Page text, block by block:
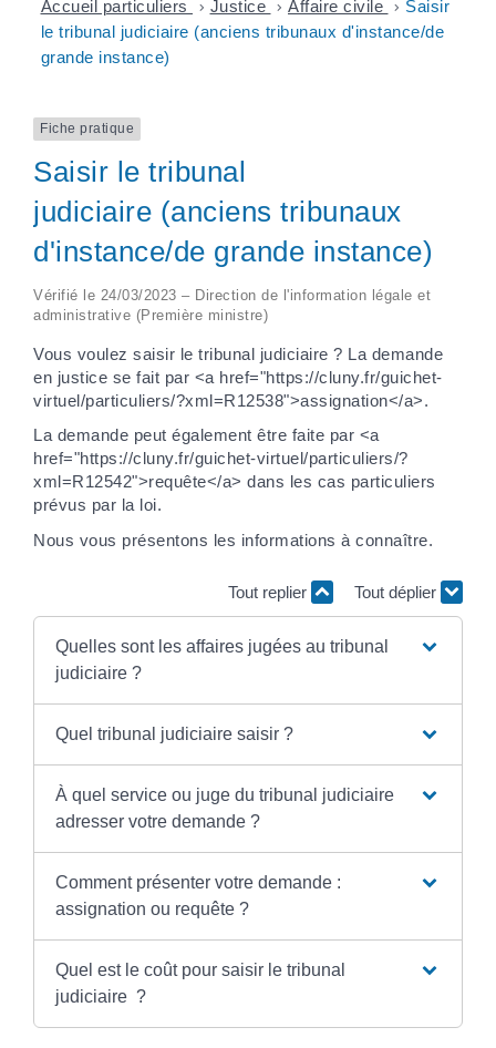
Accueil particuliers > Justice > Affaire civile > Saisir
le tribunal judiciaire (anciens tribunaux d'instance/de
grande instance)
Fiche pratique
Saisir le tribunal
judiciaire (anciens tribunaux
d'instance/de grande instance)
Vérifié le 24/03/2023 – Direction de l'information légale et
administrative (Première ministre)
Vous voulez saisir le tribunal judiciaire ? La demande
en justice se fait par <a href="https://cluny.fr/guichet-
virtuel/particuliers/?xml=R12538">assignation</a>.
La demande peut également être faite par <a
href="https://cluny.fr/guichet-virtuel/particuliers/?
xml=R12542">requête</a> dans les cas particuliers
prévus par la loi.
Nous vous présentons les informations à connaître.
Tout replier Tout déplier
Quelles sont les affaires jugées au tribunal
judiciaire ?
Quel tribunal judiciaire saisir ?
À quel service ou juge du tribunal judiciaire
adresser votre demande ?
Comment présenter votre demande :
assignation ou requête ?
Quel est le coût pour saisir le tribunal
judiciaire ?